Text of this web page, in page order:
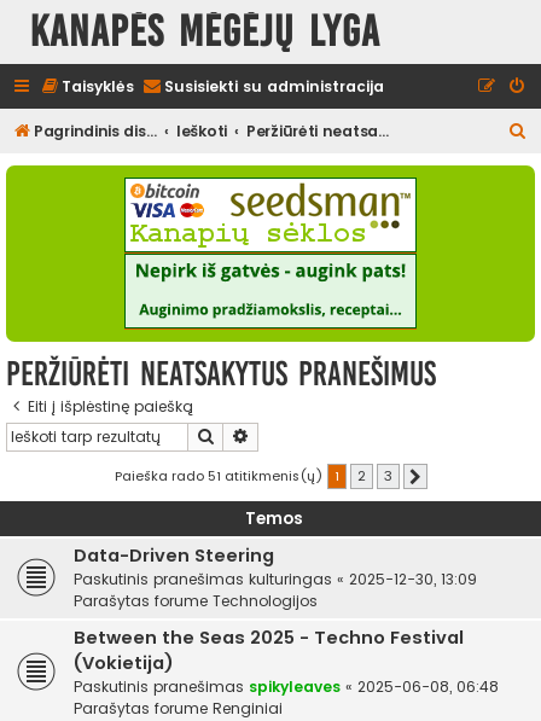
Kanapės mėgėjų lyga
Taisyklės Susisiekti su administracija
Pagrindinis diskusijų puslapis Ieškoti Peržiūrėti neatsakytus pranešimus
e
Peržiūrėti neatsakytus pranešimus
Eiti į išplėstinę paiešką
Ieškoti
Paieška rado 51 atitikmenis(ų) 1 2 3
Temos
Data-Driven Steering
Paskutinis pranešimas kulturingas « 2025-12-30, 13:09
Parašytas forume Technologijos
Between the Seas 2025 - Techno Festival
(Vokietija)
Paskutinis pranešimas spikyleaves « 2025-06-08, 06:48
Parašytas forume Renginiai